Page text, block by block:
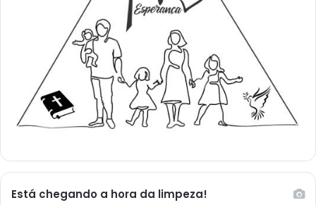
Está chegando a hora da limpeza!